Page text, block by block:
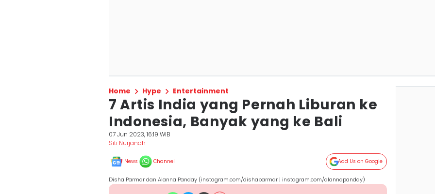
Home Hype Entertainment
7 Artis India yang Pernah Liburan ke
Indonesia, Banyak yang ke Bali
07 Jun 2023, 16:19 WIB
Siti Nurjanah
News Channel Add Us on Google
Disha Parmar dan Alanna Panday (instagram.com/dishaparmar | instagram.com/alannapanday)